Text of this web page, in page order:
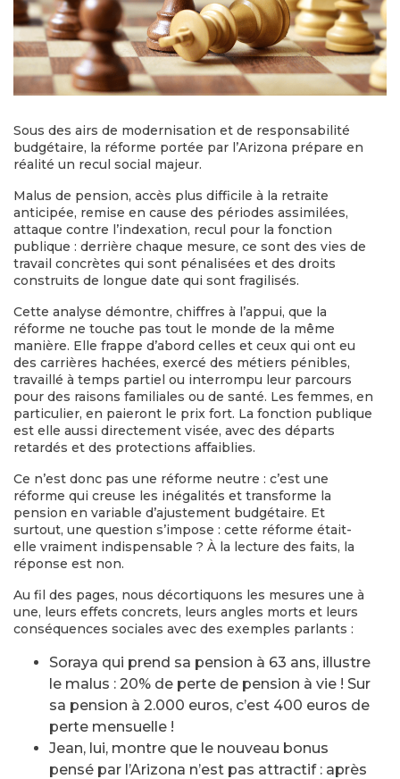
Sous des airs de modernisation et de responsabilité
budgétaire, la réforme portée par l’Arizona prépare en
réalité un recul social majeur.
Malus de pension, accès plus difficile à la retraite
anticipée, remise en cause des périodes assimilées,
attaque contre l’indexation, recul pour la fonction
publique : derrière chaque mesure, ce sont des vies de
travail concrètes qui sont pénalisées et des droits
construits de longue date qui sont fragilisés.
Cette analyse démontre, chiffres à l’appui, que la
réforme ne touche pas tout le monde de la même
manière. Elle frappe d’abord celles et ceux qui ont eu
des carrières hachées, exercé des métiers pénibles,
travaillé à temps partiel ou interrompu leur parcours
pour des raisons familiales ou de santé. Les femmes, en
particulier, en paieront le prix fort. La fonction publique
est elle aussi directement visée, avec des départs
retardés et des protections affaiblies.
Ce n’est donc pas une réforme neutre : c’est une
réforme qui creuse les inégalités et transforme la
pension en variable d’ajustement budgétaire. Et
surtout, une question s’impose : cette réforme était-
elle vraiment indispensable ? À la lecture des faits, la
réponse est non.
Au fil des pages, nous décortiquons les mesures une à
une, leurs effets concrets, leurs angles morts et leurs
conséquences sociales avec des exemples parlants :
Soraya qui prend sa pension à 63 ans, illustre
le malus : 20% de perte de pension à vie ! Sur
sa pension à 2.000 euros, c’est 400 euros de
perte mensuelle !
Jean, lui, montre que le nouveau bonus
pensé par l’Arizona n’est pas attractif : après